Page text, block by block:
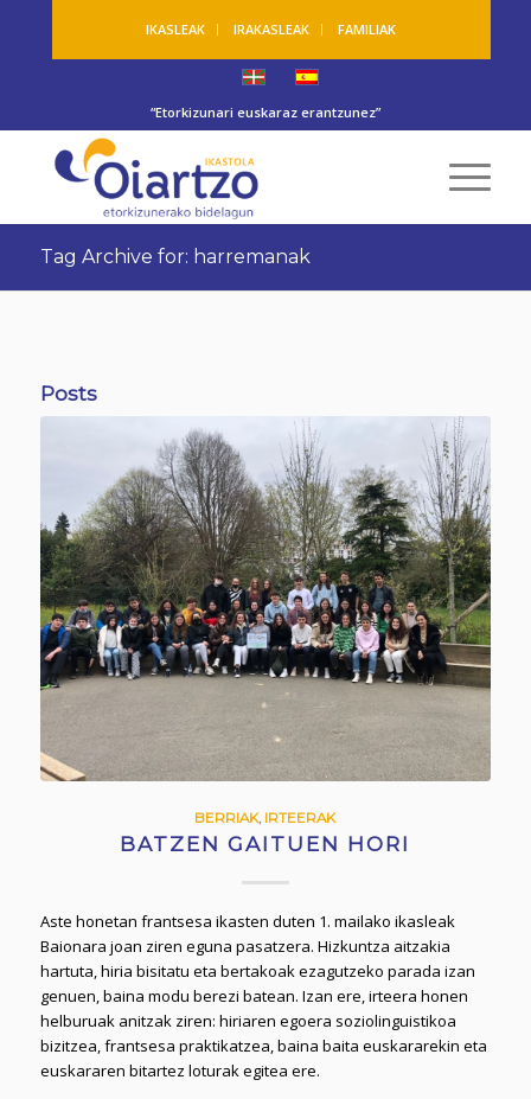
IKASLEAK IRAKASLEAK FAMILIAK
“Etorkizunari euskaraz erantzunez”
Tag Archive for: harremanak
Posts
BERRIAK, IRTEERAK
BATZEN GAITUEN HORI
Aste honetan frantsesa ikasten duten 1. mailako ikasleak
Baionara joan ziren eguna pasatzera. Hizkuntza aitzakia
hartuta, hiria bisitatu eta bertakoak ezagutzeko parada izan
genuen, baina modu berezi batean. Izan ere, irteera honen
helburuak anitzak ziren: hiriaren egoera soziolinguistikoa
bizitzea, frantsesa praktikatzea, baina baita euskararekin eta
euskararen bitartez loturak egitea ere.